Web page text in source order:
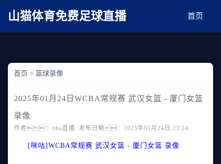
AV在线无码麻豆
山猫体育免费足球直播 首页
首页 > 篮球录像
2025年01月24日WCBA常规赛 武汉女篮 - 厦门女篮
录像
作者：nba直播 发布日期：2025年01月24日 23:24
[咪咕]WCBA常规赛 武汉女篮 - 厦门女篮 录像